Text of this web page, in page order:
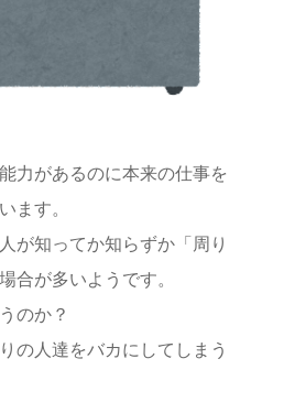
力があるのに本来の仕事を
ます。
が知ってか知らずか「周り
合が多いようです。
のか？
の人達をバカにしてしまう